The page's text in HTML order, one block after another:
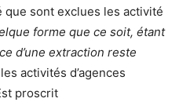
que sont exclues les activité
forme que ce soit, étant
d’une extraction reste
activités d’agences
proscrit